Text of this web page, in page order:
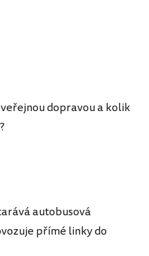
dopravou a kolik
autobusová
přímé linky do